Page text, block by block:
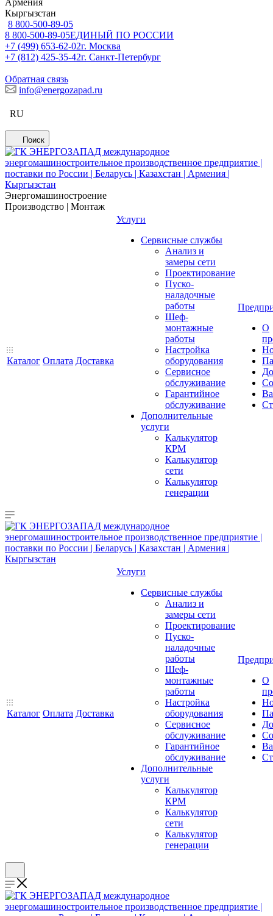
Армения
Кыргызстан
8 800-500-89-05
8 800-500-89-05ЕДИНЫЙ ПО РОССИИ
+7 (499) 653-62-02г. Москва
+7 (812) 425-35-42г. Санкт-Петербург
Обратная связь
info@energozapad.ru
RU
Поиск
Энергомашиностроение
Производство | Монтаж
Каталог Оплата Доставка
Услуги
Сервисные службы
Анализ и
замеры сети
Проектирование
Пуско-
наладочные
работы
Шеф-
монтажные
работы
Настройка
оборудования
Сервисное
обслуживание
Гарантийное
обслуживание
Дополнительные
услуги
Калькулятор
КРМ
Калькулятор
сети
Калькулятор
генерации
О
Каталог Оплата Доставка
Услуги
Сервисные службы
Анализ и
замеры сети
Проектирование
Пуско-
наладочные
работы
Шеф-
монтажные
работы
Настройка
оборудования
Сервисное
обслуживание
Гарантийное
обслуживание
Дополнительные
услуги
Калькулятор
КРМ
Калькулятор
сети
Калькулятор
генерации
О